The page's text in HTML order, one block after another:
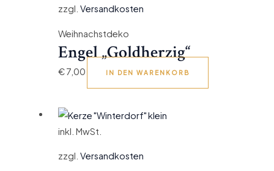
zzgl.Versandkosten
Weihnachstdeko
Engel „Goldherzig“
€7,00 IN DEN WARENKORB
inkl. MwSt.
zzgl.Versandkosten